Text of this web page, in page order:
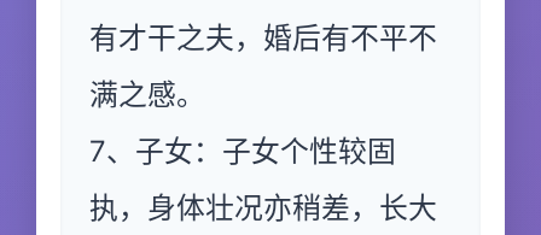
有才干之夫，婚后有不平不
满之感。
7、子女：子女个性较固
执，身体壮况亦稍差，长大